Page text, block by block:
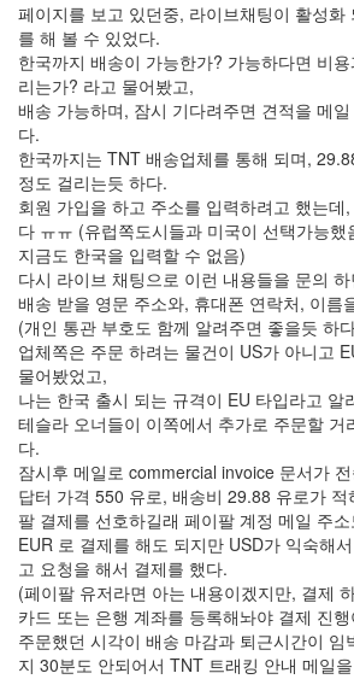
페이지를 보고 있던중, 라이브채팅이 활성화
를 해 볼 수 있었다.
한국까지 배송이 가능한가? 가능하다면 비
리는가? 라고 물어봤고,
배송 가능하며, 잠시 기다려주면 견적을 메
다.
한국까지는 TNT 배송업체를 통해 되며,
정도 걸리는듯 하다.
회원 가입을 하고 주소를 입력하려고 했는데
다 ㅠㅠ (유럽쪽도시들과 미국이 선택가능했
지금도 한국을 입력할 수 없음)
다시 라이브 채팅으로 이런 내용들을 문의
배송 받을 영문 주소와, 휴대폰 연락처, 이름
(개인 통관 부호도 함께 알려주면 좋을듯 하
업체쪽은 주문 하려는 물건이 US가 아니고
물어봤었고,
나는 한국 출시 되는 규격이 EU 타입라고 알
테슬라 오너들이 이쪽에서 추가로 주문할 거
다.
잠시후 메일로 commercial invoice 문서가
답터 가격 550 유로, 배송비 29.88 유로가 적
팔 결제를 선호하길래 페이팔 계정 메일 주
EUR 로 결제를 해도 되지만 USD가 익숙해
고 요청을 해서 결제를 했다.
(페이팔 유저라면 아는 내용이겠지만, 결제
카드 또는 은행 계좌를 등록해놔야 결제 진
주문했던 시각이 배송 마감과 퇴근시간이 임
지 30분도 안되어서 TNT 트래킹 안내 메일